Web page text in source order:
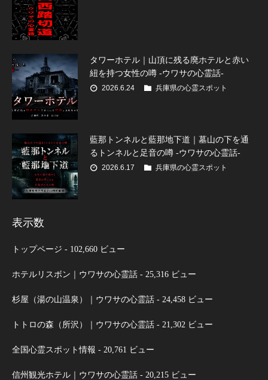
タワーホテル｜山頂に残る廃ホテルと赤い
紐を持つ女性の噂 -ウワサの心霊話-
2026.6.24 兵庫県の心霊スポット
藍那トンネルと藍那地下道｜墓山の下を通
るトンネルと足音の噂 -ウワサの心霊話-
2026.6.17 兵庫県の心霊スポット
表示数
トップページ - 102,660 ビュー
ホテルリスボン｜ウワサの心霊話 - 25,316 ビュー
杉屋（湯の山温泉）｜ウワサの心霊話 - 24,458 ビュー
トトロの森（所沢）｜ウワサの心霊話 - 21,302 ビュー
全国心霊スポット情報 - 20,761 ビュー
信州観光ホテル｜ウワサの心霊話 - 20,215 ビュー